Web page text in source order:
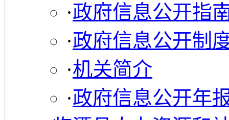
·政府信息公开指
·政府信息公开制
·机关简介
·政府信息公开年